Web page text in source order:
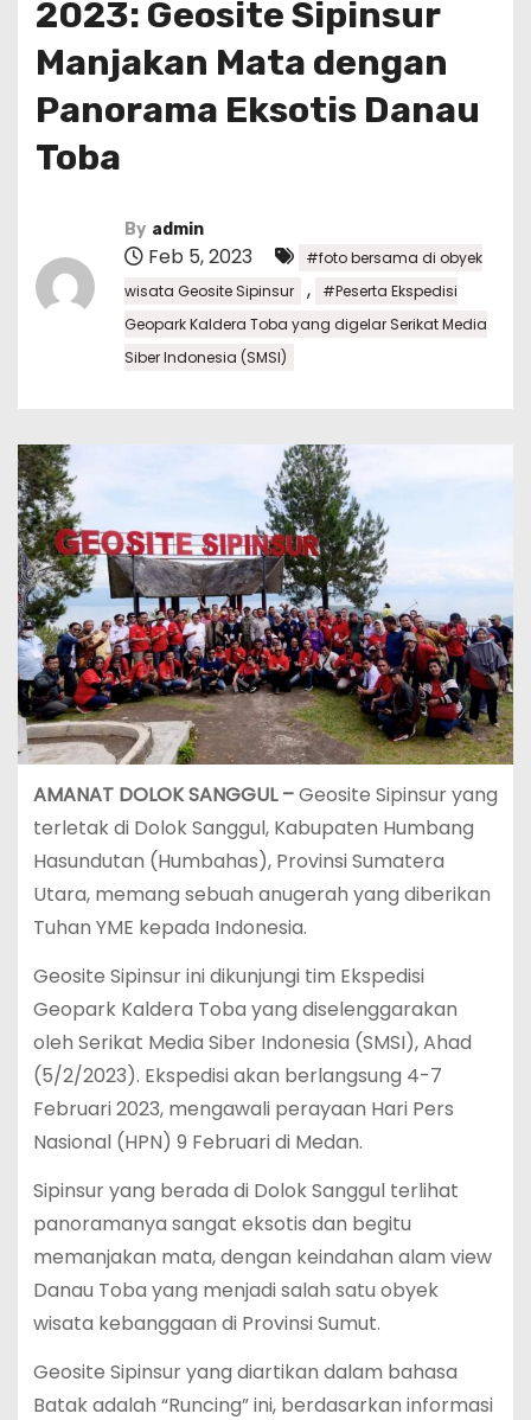
2023: Geosite Sipinsur
Manjakan Mata dengan
Panorama Eksotis Danau
Toba
By admin
Feb 5, 2023
#foto bersama di obyek
wisata Geosite Sipinsur
,
#Peserta Ekspedisi
Geopark Kaldera Toba yang digelar Serikat Media
Siber Indonesia (SMSI)
AMANAT DOLOK SANGGUL –Geosite Sipinsur yang
terletak di Dolok Sanggul, Kabupaten Humbang
Hasundutan (Humbahas), Provinsi Sumatera
Utara, memang sebuah anugerah yang diberikan
Tuhan YME kepada Indonesia.
Geosite Sipinsur ini dikunjungi tim Ekspedisi
Geopark Kaldera Toba yang diselenggarakan
oleh Serikat Media Siber Indonesia (SMSI), Ahad
(5/2/2023). Ekspedisi akan berlangsung 4-7
Februari 2023, mengawali perayaan Hari Pers
Nasional (HPN) 9 Februari di Medan.
Sipinsur yang berada di Dolok Sanggul terlihat
panoramanya sangat eksotis dan begitu
memanjakan mata, dengan keindahan alam view
Danau Toba yang menjadi salah satu obyek
wisata kebanggaan di Provinsi Sumut.
Geosite Sipinsur yang diartikan dalam bahasa
Batak adalah “Runcing” ini, berdasarkan informasi